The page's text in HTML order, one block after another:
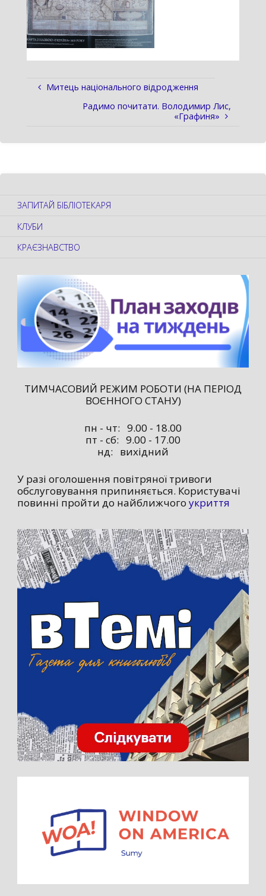
Митець національного відродження
Радимо почитати. Володимир Лис,
«Графиня»
ЗАПИТАЙ БІБЛІОТЕКАРЯ
КЛУБИ
КРАЄЗНАВСТВО
ТИМЧАСОВИЙ РЕЖИМ РОБОТИ (НА ПЕРІОД
ВОЄННОГО СТАНУ)
пн - чт: 9.00 - 18.00
пт - сб: 9.00 - 17.00
нд: вихідний
У разі оголошення повітряної тривоги
обслуговування припиняється. Користувачі
повинні пройти до найближчого укриття